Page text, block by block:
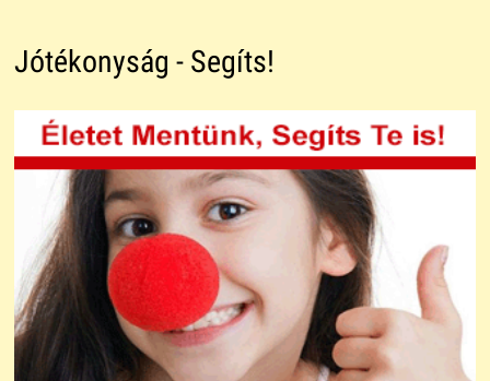
Jótékonyság - Segíts!